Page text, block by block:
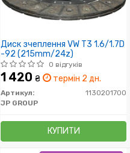
Диск зчеплення VW T3 1.6/1.7D
-92 (215mm/24z)
0 відгуків
1 420 ₴ термін 2 дн.
Артикул:
1130201700
JP GROUP
КУПИТИ